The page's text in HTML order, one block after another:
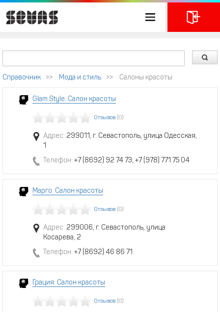
Справочник >> Мода и стиль >> Салоны красоты
Glam Style. Салон красоты
Отзывов (0)
Адрес: 299011, г. Севастополь, улица Одесская,
1
Телефон: +7 (8692) 92 74 73; +7 (978) 771 75 04
Марго. Салон красоты
Отзывов (0)
Адрес: 299006, г. Севастополь, улица
Косарева, 2
Телефон: +7 (8692) 46 86 71
Грация. Салон красоты
Отзывов (0)